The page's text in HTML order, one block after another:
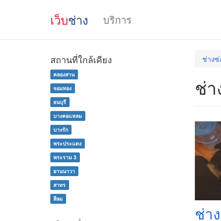
เว็บช่าง บริการ
ช่าง
ช่
ช่า
สถานที่ใกล้เคียง
คลองสาน
จอมทอง
ธนบุรี
บางคอแหลม
บางรัก
พระประแดง
พระราม 3
ยานนาวา
สาทร
สีลม